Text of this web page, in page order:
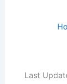
Last